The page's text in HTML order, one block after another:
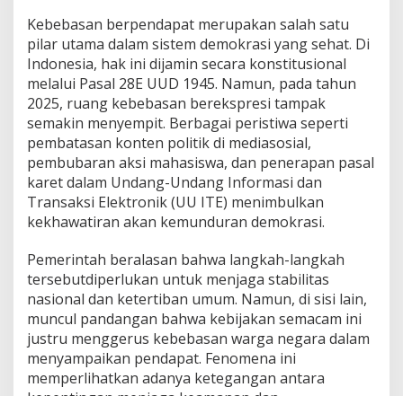
Kebebasan berpendapat merupakan salah satu
pilar utama dalam sistem demokrasi yang sehat. Di
Indonesia, hak ini dijamin secara konstitusional
melalui Pasal 28E UUD 1945. Namun, pada tahun
2025, ruang kebebasan berekspresi tampak
semakin menyempit. Berbagai peristiwa seperti
pembatasan konten politik di mediasosial,
pembubaran aksi mahasiswa, dan penerapan pasal
karet dalam Undang-Undang Informasi dan
Transaksi Elektronik (UU ITE) menimbulkan
kekhawatiran akan kemunduran demokrasi.
Pemerintah beralasan bahwa langkah-langkah
tersebutdiperlukan untuk menjaga stabilitas
nasional dan ketertiban umum. Namun, di sisi lain,
muncul pandangan bahwa kebijakan semacam ini
justru menggerus kebebasan warga negara dalam
menyampaikan pendapat. Fenomena ini
memperlihatkan adanya ketegangan antara